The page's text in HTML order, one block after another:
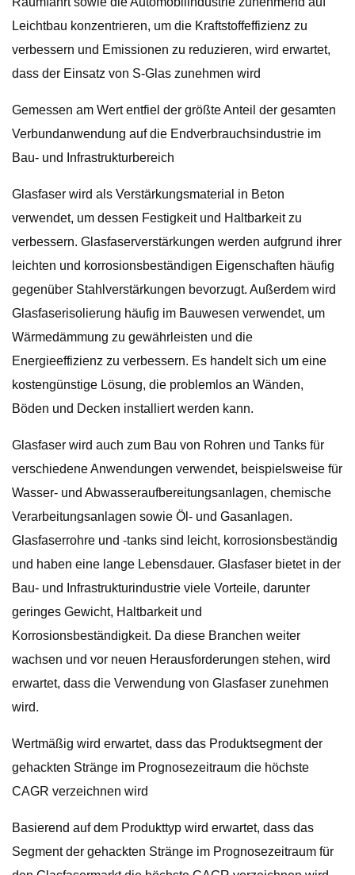
Leichtbau konzentrieren, um die Kraftstoffeffizienz zu
verbessern und Emissionen zu reduzieren, wird erwartet,
dass der Einsatz von S-Glas zunehmen wird
Gemessen am Wert entfiel der größte Anteil der gesamten
Verbundanwendung auf die Endverbrauchsindustrie im
Bau- und Infrastrukturbereich
Glasfaser wird als Verstärkungsmaterial in Beton
verwendet, um dessen Festigkeit und Haltbarkeit zu
verbessern. Glasfaserverstärkungen werden aufgrund ihrer
leichten und korrosionsbeständigen Eigenschaften häufig
gegenüber Stahlverstärkungen bevorzugt. Außerdem wird
Glasfaserisolierung häufig im Bauwesen verwendet, um
Wärmedämmung zu gewährleisten und die
Energieeffizienz zu verbessern. Es handelt sich um eine
kostengünstige Lösung, die problemlos an Wänden,
Böden und Decken installiert werden kann.
Glasfaser wird auch zum Bau von Rohren und Tanks für
verschiedene Anwendungen verwendet, beispielsweise für
Wasser- und Abwasseraufbereitungsanlagen, chemische
Verarbeitungsanlagen sowie Öl- und Gasanlagen.
Glasfaserrohre und -tanks sind leicht, korrosionsbeständig
und haben eine lange Lebensdauer. Glasfaser bietet in der
Bau- und Infrastrukturindustrie viele Vorteile, darunter
geringes Gewicht, Haltbarkeit und
Korrosionsbeständigkeit. Da diese Branchen weiter
wachsen und vor neuen Herausforderungen stehen, wird
erwartet, dass die Verwendung von Glasfaser zunehmen
wird.
Wertmäßig wird erwartet, dass das Produktsegment der
gehackten Stränge im Prognosezeitraum die höchste
CAGR verzeichnen wird
Basierend auf dem Produkttyp wird erwartet, dass das
Segment der gehackten Stränge im Prognosezeitraum für